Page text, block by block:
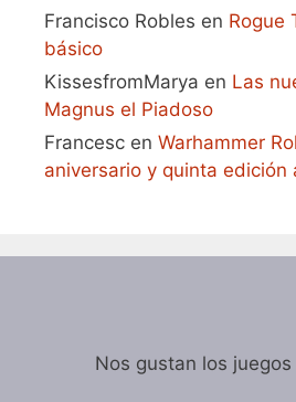
Francisco Robles en Rogue
básico
KissesfromMarya en Las
Magnus el Piadoso
Francesc en Warhammer
aniversario y quinta edición
Nos gustan los